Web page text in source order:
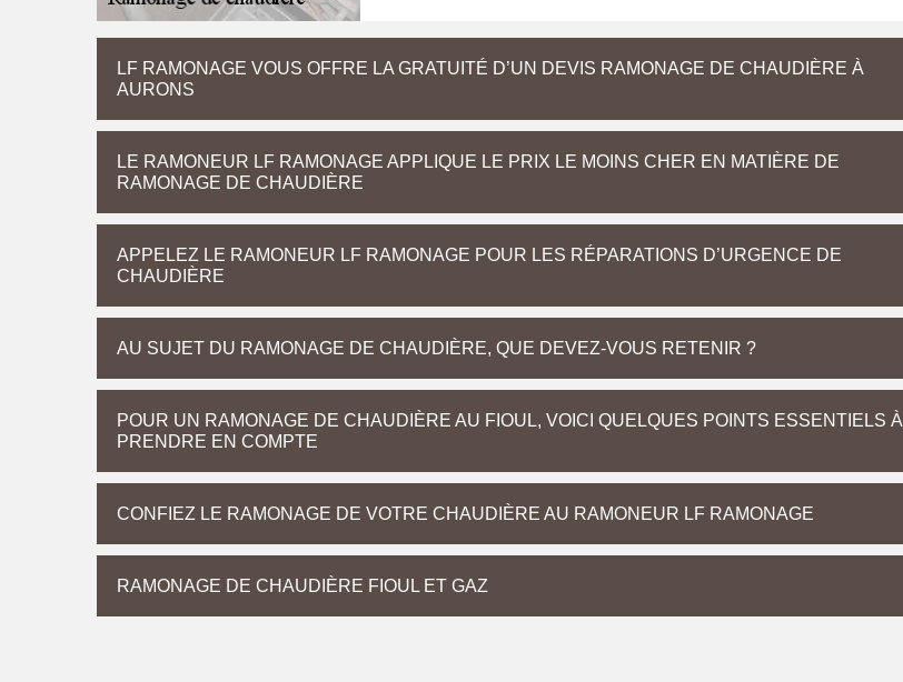
LF RAMONAGE VOUS OFFRE LA GRATUITÉ D’UN DEVIS RAMONAGE DE CHAUDIÈRE À
AURONS
LE RAMONEUR LF RAMONAGE APPLIQUE LE PRIX LE MOINS CHER EN MATIÈRE DE
RAMONAGE DE CHAUDIÈRE
APPELEZ LE RAMONEUR LF RAMONAGE POUR LES RÉPARATIONS D’URGENCE DE
CHAUDIÈRE
AU SUJET DU RAMONAGE DE CHAUDIÈRE, QUE DEVEZ-VOUS RETENIR ?
POUR UN RAMONAGE DE CHAUDIÈRE AU FIOUL, VOICI QUELQUES POINTS ESSENTIELS À
PRENDRE EN COMPTE
CONFIEZ LE RAMONAGE DE VOTRE CHAUDIÈRE AU RAMONEUR LF RAMONAGE
RAMONAGE DE CHAUDIÈRE FIOUL ET GAZ